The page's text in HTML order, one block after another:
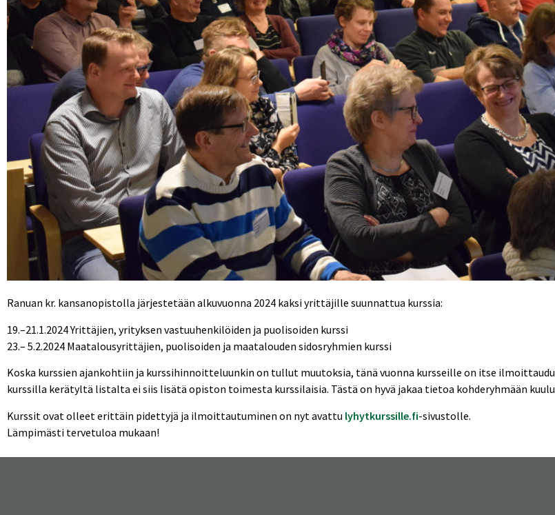
Ranuan kr. kansanopistolla järjestetään alkuvuonna 2024 kaksi yrittäjille suunnattua kurssia:
19.–21.1.2024 Yrittäjien, yrityksen vastuuhenkilöiden ja puolisoiden kurssi
23.– 5.2.2024 Maatalousyrittäjien, puolisoiden ja maatalouden sidosryhmien kurssi
Koska kurssien ajankohtiin ja kurssihinnoitteluunkin on tullut muutoksia, tänä vuonna kursseille on itse
kurssilla kerätyltä listalta ei siis lisätä opiston toimesta kurssilaisia. Tästä on hyvä jakaa tietoa kohderyhmään
Kurssit ovat olleet erittäin pidettyjä ja ilmoittautuminen on nyt avattu lyhytkurssille.fi-sivustolle.
Lämpimästi tervetuloa mukaan!